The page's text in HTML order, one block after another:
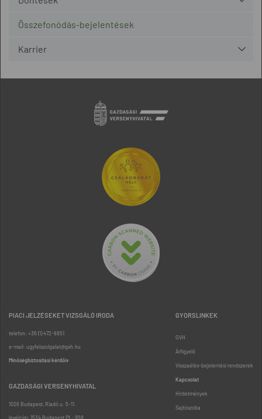
Összefonódás-bejelentések
Karrier
PIACI JELZÉSEKET VIZSGÁLÓ IRODA
telefon: +36 (1) 472-8851
e-mail: ugyfelszolgalat@gvh.hu
Minőségbiztosítási kérdőív
GAZDASÁGI VERSENYHIVATAL
1026 Budapest, Riadó u. 5-11.
GYORSLINKEK
GVH
Árfigyelő
Visszaélés-bejelentési rendszerek
Kapcsolat
Hirdetmények
Sajtószoba